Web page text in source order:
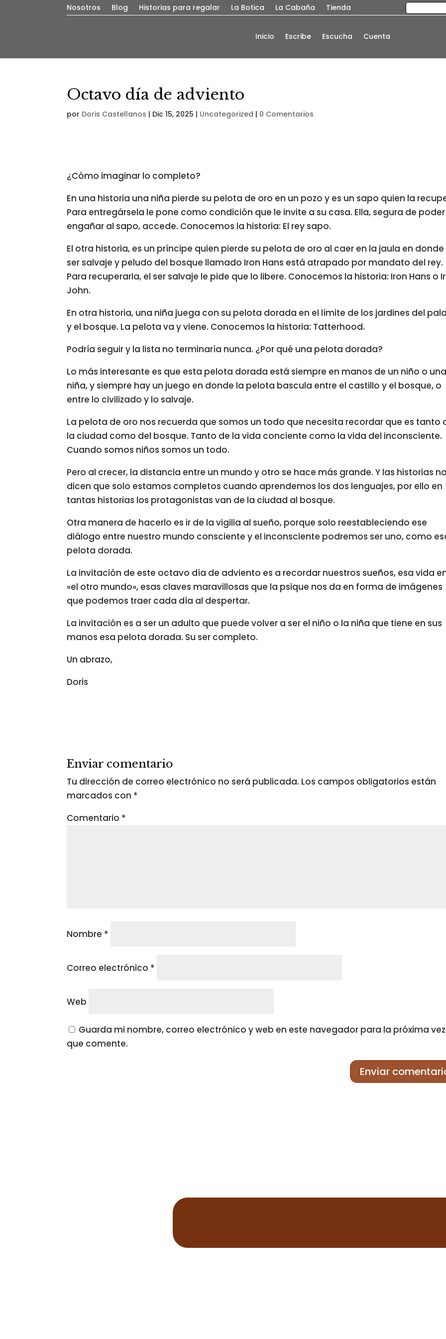
Nosotros Blog Historias para regalar La Botica La Cabaña Tienda
Inicio Escribe Escucha Cuenta
Octavo día de adviento
por Doris Castellanos | Dic 15, 2025 | Uncategorized | 0 Comentarios
¿Cómo imaginar lo completo?
En una historia una niña pierde su pelota de oro en un pozo y es un sapo quien la
Para entregársela le pone como condición que le invite a su casa. Ella, segura de poder
engañar al sapo, accede. Conocemos la historia: El rey sapo.
El otra historia, es un príncipe quien pierde su pelota de oro al caer en la jaula en donde
ser salvaje y peludo del bosque llamado Iron Hans está atrapado por mandato del rey.
Para recuperarla, el ser salvaje le pide que lo libere. Conocemos la historia: Iron Hans o
John.
En otra historia, una niña juega con su pelota dorada en el límite de los jardines del
y el bosque. La pelota va y viene. Conocemos la historia: Tatterhood.
Podría seguir y la lista no terminaría nunca. ¿Por qué una pelota dorada?
Lo más interesante es que esta pelota dorada está siempre en manos de un niño o una
niña, y siempre hay un juego en donde la pelota bascula entre el castillo y el bosque, o
entre lo civilizado y lo salvaje.
La pelota de oro nos recuerda que somos un todo que necesita recordar que es tanto
la ciudad como del bosque. Tanto de la vida conciente como la vida del inconsciente.
Cuando somos niños somos un todo.
Pero al crecer, la distancia entre un mundo y otro se hace más grande. Y las historias
dicen que solo estamos completos cuando aprendemos los dos lenguajes, por ello en
tantas historias los protagonistas van de la ciudad al bosque.
Otra manera de hacerlo es ir de la vigilia al sueño, porque solo reestableciendo ese
diálogo entre nuestro mundo consciente y el inconsciente podremos ser uno, como
pelota dorada.
La invitación de este octavo día de adviento es a recordar nuestros sueños, esa vida
«el otro mundo», esas claves maravillosas que la psique nos da en forma de imágenes
que podemos traer cada día al despertar.
La invitación es a ser un adulto que puede volver a ser el niño o la niña que tiene en sus
manos esa pelota dorada. Su ser completo.
Un abrazo,
Doris
Enviar comentario
Tu dirección de correo electrónico no será publicada. Los campos obligatorios están
marcados con *
Comentario *
Nombre *
Correo electrónico *
Web
Guarda mi nombre, correo electrónico y web en este navegador para la próxima vez
que comente.